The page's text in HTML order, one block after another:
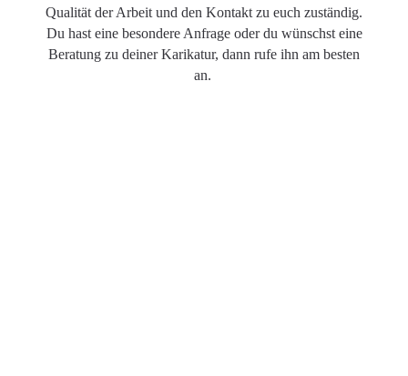
Qualität der Arbeit und den Kontakt zu euch zuständig.
Du hast eine besondere Anfrage oder du wünschst eine
Beratung zu deiner Karikatur, dann rufe ihn am besten
an.